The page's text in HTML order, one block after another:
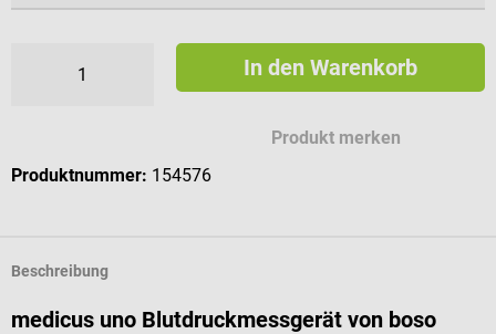
In den Warenkorb
Produkt merken
Produktnummer: 154576
Beschreibung
medicus uno Blutdruckmessgerät von boso